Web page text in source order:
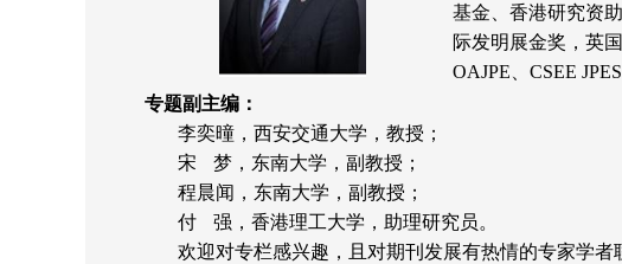
基金、香港研究资
际发明展金奖，英
OAJPE、CSEE
专题副主编：
李奕曈，西安交通大学，教授；
宋
梦 ，东南大学，副教授；
程晨闻，东南大学，副教授；
付
强 ，香港理工大学，助理研究员。
欢迎对专栏感兴趣，且对期刊发展有热情的专家学